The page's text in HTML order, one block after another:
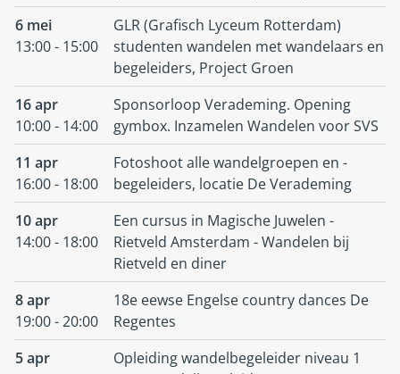
6 mei
13:00 - 15:00
GLR (Grafisch Lyceum Rotterdam)
studenten wandelen met wandelaars en
begeleiders, Project Groen
16 apr
10:00 - 14:00
Sponsorloop Verademing. Opening
gymbox. Inzamelen Wandelen voor SVS
11 apr
16:00 - 18:00
Fotoshoot alle wandelgroepen en -
begeleiders, locatie De Verademing
10 apr
14:00 - 18:00
Een cursus in Magische Juwelen -
Rietveld Amsterdam - Wandelen bij
Rietveld en diner
8 apr
19:00 - 20:00
18e eewse Engelse country dances De
Regentes
5 apr
Opleiding wandelbegeleider niveau 1